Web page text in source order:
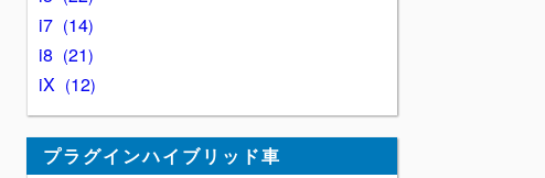
i7
14
i8
21
iX
12
プラグインハイブリッド車